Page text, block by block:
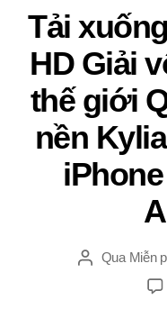
Tải
HD Giải
thế giới
nền
ĐăngQua Miễn